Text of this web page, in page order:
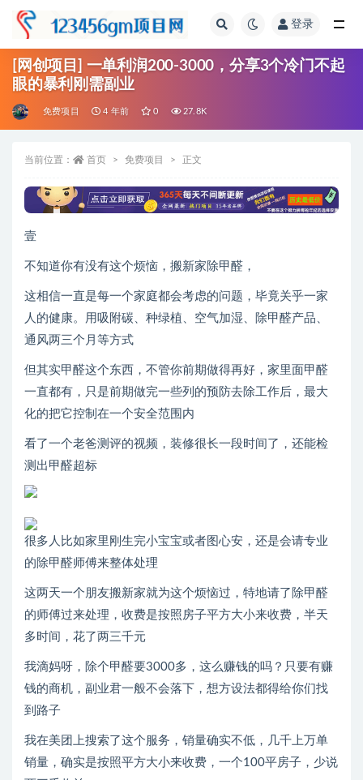
登录
[网创项目] 一单利润200-3000，分享3个冷门不起
眼的暴利刚需副业
免费项目 4 年前 0 27.8K
当前位置： 首页 免费项目 正文
壹
不知道你有没有这个烦恼，搬新家除甲醛，
这相信一直是每一个家庭都会考虑的问题，毕竟关乎一家
人的健康。用吸附碳、种绿植、空气加湿、除甲醛产品、
通风两三个月等方式
但其实甲醛这个东西，不管你前期做得再好，家里面甲醛
一直都有，只是前期做完一些列的预防去除工作后，最大
化的把它控制在一个安全范围内
看了一个老爸测评的视频，装修很长一段时间了，还能检
测出甲醛超标
很多人比如家里刚生完小宝宝或者图心安，还是会请专业
的除甲醛师傅来整体处理
这两天一个朋友搬新家就为这个烦恼过，特地请了除甲醛
的师傅过来处理，收费是按照房子平方大小来收费，半天
多时间，花了两三千元
我滴妈呀，除个甲醛要3000多，这么赚钱的吗？只要有赚
钱的商机，副业君一般不会落下，想方设法都得给你们找
到路子
我在美团上搜索了这个服务，销量确实不低，几千上万单
销量，确实是按照平方大小来收费，一个100平房子，少说